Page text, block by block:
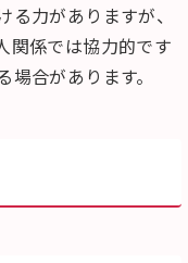
力がありますが、
関係では協力的です
合があります。